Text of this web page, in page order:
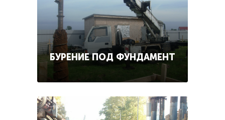
БУРЕНИЕ ПОД ФУНДАМЕНТ